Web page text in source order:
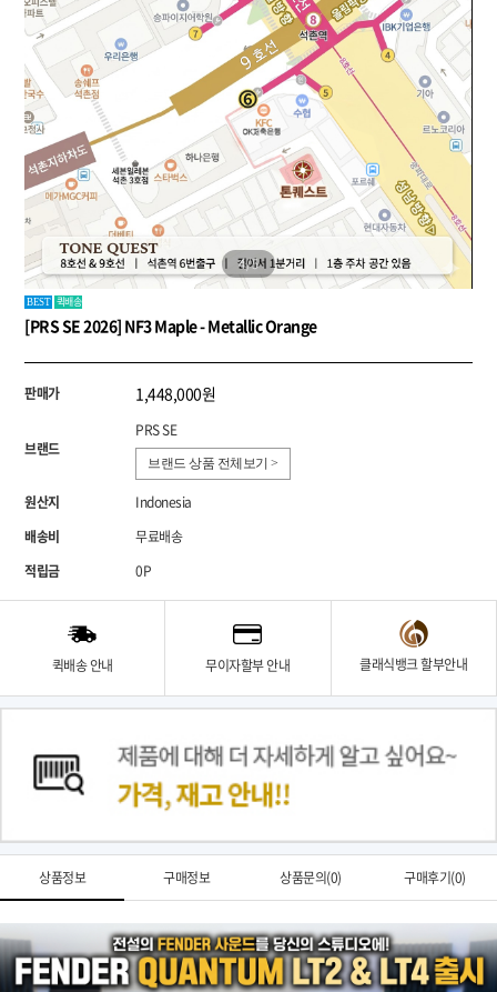
5/5
BEST 퀵배송
[PRS SE 2026] NF3 Maple - Metallic Orange
판매가 1,448,000원
브랜드
PRS SE
브랜드 상품 전체보기 >
원산지
Indonesia
배송비
무료배송
적립금
0P
퀵배송 안내 무이자할부 안내 클래식뱅크 할부안내
상품정보 구매정보 상품문의(0) 구매후기(0)